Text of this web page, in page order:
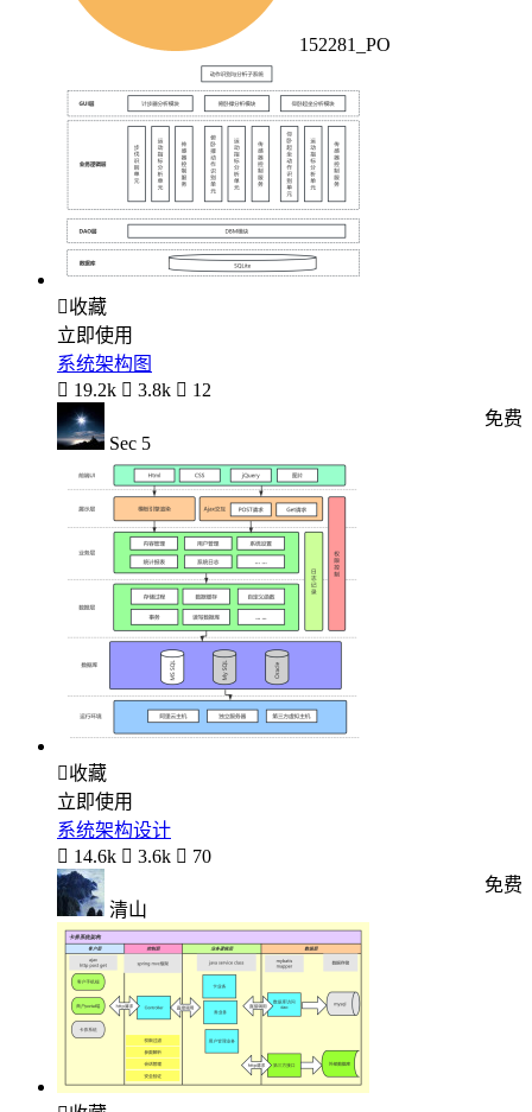
152281_PO
收藏
立即使用
系统架构图
 19.2k  3.8k  12
Sec 5
免费
收藏
立即使用
系统架构设计
 14.6k  3.6k  70
清山
免费